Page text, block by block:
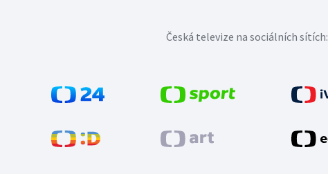
Česká televize na sociálních sítích: